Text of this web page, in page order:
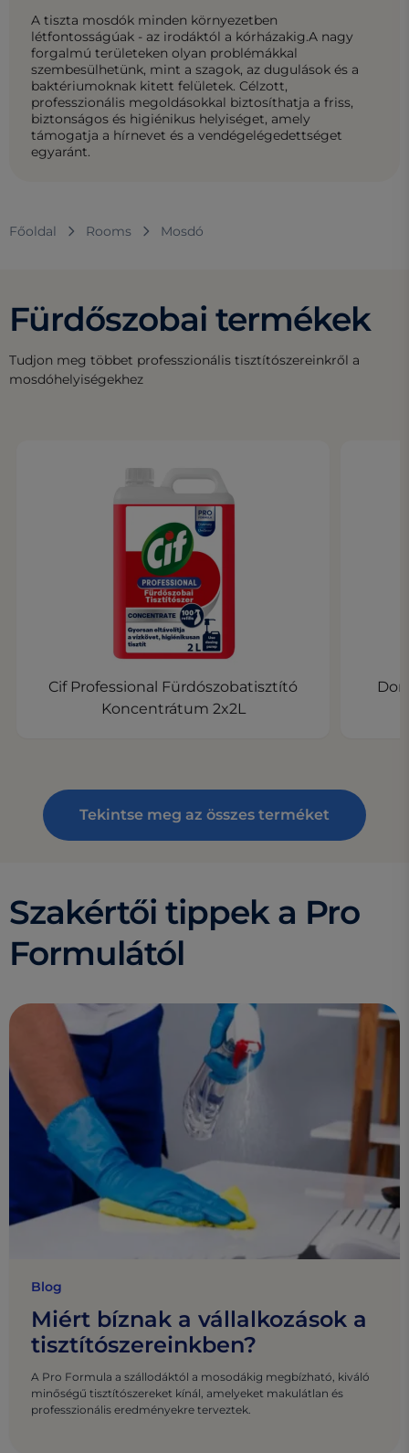
A tiszta mosdók minden környezetben
létfontosságúak - az irodáktól a kórházakig.A nagy
forgalmú területeken olyan problémákkal
szembesülhetünk, mint a szagok, az dugulások és a
baktériumoknak kitett felületek. Célzott,
professzionális megoldásokkal biztosíthatja a friss,
biztonságos és higiénikus helyiséget, amely
támogatja a hírnevet és a vendégelégedettséget
egyaránt.
Főoldal Rooms Mosdó
Fürdőszobai termékek
Tudjon meg többet professzionális tisztítószereinkről a
mosdóhelyiségekhez
Cif Professional Fürdószobatisztító
Koncentrátum 2x2L
Tekintse meg az összes terméket
Szakértői tippek a Pro
Formulától
Blog
Miért bíznak a vállalkozások a
tisztítószereinkben?
A Pro Formula a szállodáktól a mosodákig megbízható, kiváló
minőségű tisztítószereket kínál, amelyeket makulátlan és
professzionális eredményekre terveztek.